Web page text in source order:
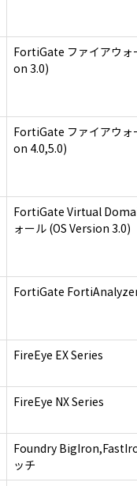
FortiGate ファイアウォ
on 3.0)
FortiGate ファイアウォ
on 4.0,5.0)
FortiGate Virtual
ォール (OS Version 3.0)
FortiGate
FireEye EX Series
FireEye NX Series
Foundry
ッチ